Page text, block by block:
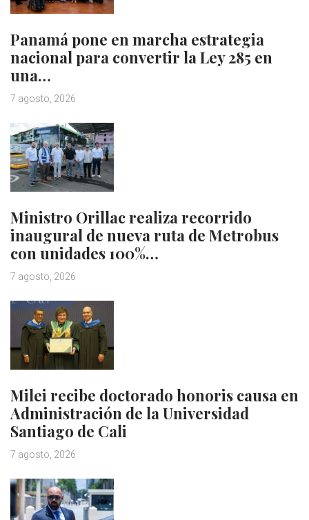
Panamá pone en marcha estrategia
nacional para convertir la Ley 285 en
una…
7 agosto, 2026
Ministro Orillac realiza recorrido
inaugural de nueva ruta de Metrobus
con unidades 100%…
7 agosto, 2026
Milei recibe doctorado honoris causa en
Administración de la Universidad
Santiago de Cali
7 agosto, 2026